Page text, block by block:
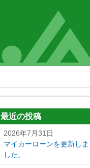
最近の投稿
2026年7月31日
マイカーローンを更新しま
した。